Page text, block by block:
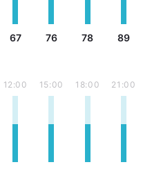
67 76 78 89
12:00 15:00 18:00 21:00